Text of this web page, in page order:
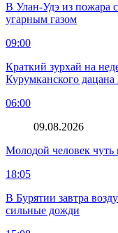
В Улан-Удэ из пожара
угарным газом
09:00
Краткий зурхай на
Курумканского
06:00
09.08.2026
Молодой человек
18:05
В Бурятии завтра
сильные дожди